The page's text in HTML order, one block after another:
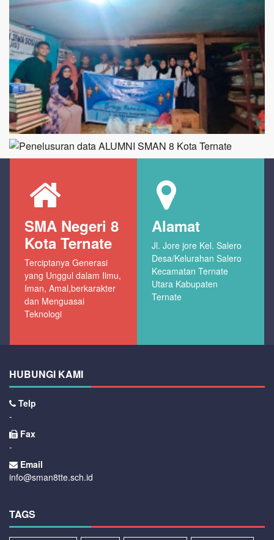
SMA Negeri 8
Kota Ternate
Terciptanya Generasi
yang Unggul dalam Ilmu,
Iman, Amal,berkarakter
dan Menguasai
Teknologi
Alamat
Jl. Jore jore Kel. Salero
Desa/Kelurahan Salero
Kecamatan Ternate
Utara Kabupaten
Ternate
HUBUNGI KAMI
Telp
-
Fax
-
Email
info@sman8tte.sch.id
TAGS